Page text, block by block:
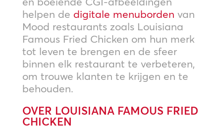
helpen de digitale menuborden van
Mood restaurants zoals Louisiana
Famous Fried Chicken om hun merk
tot leven te brengen en de sfeer
binnen elk restaurant te verbeteren,
om trouwe klanten te krijgen en te
behouden.
OVER LOUISIANA FAMOUS FRIED
CHICKEN